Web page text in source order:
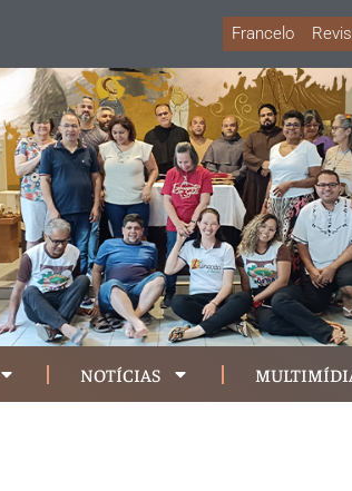
Francelo
NOTÍCIAS